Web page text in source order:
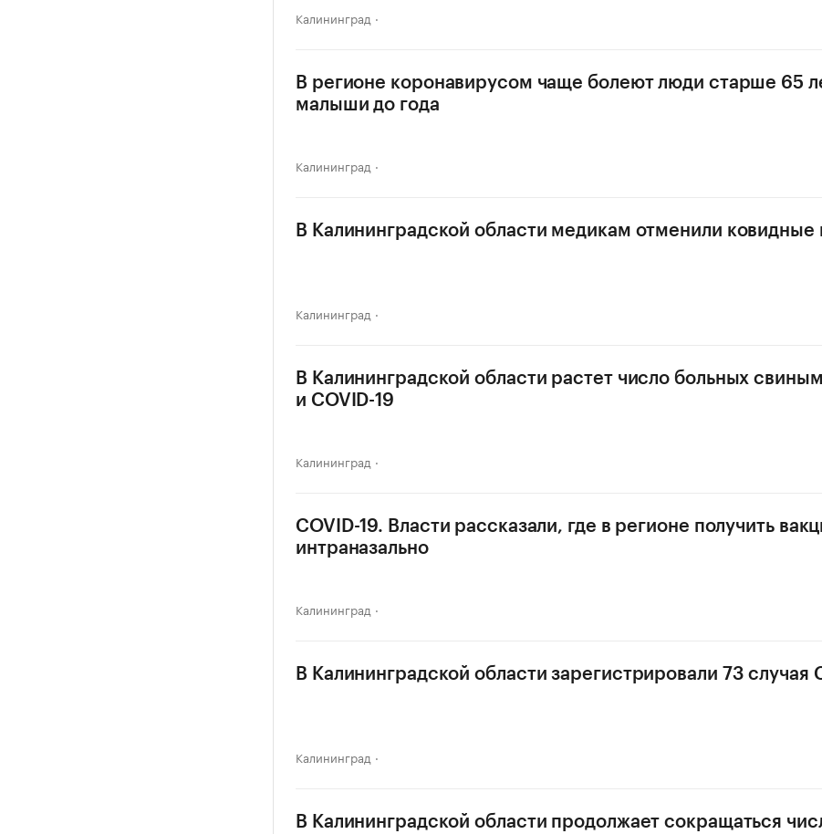
Калининград
В регионе коронавирусом чаще болеют люди старше 65
малыши до года
Калининград
В Калининградской области медикам отменили ковидные
Калининград
В Калининградской области растет число больных
и COVID-19
Калининград
COVID-19. Власти рассказали, где в регионе получить
интраназально
Калининград
В Калининградской области зарегистрировали 73 случая
Калининград
В Калининградской области продолжает сокращаться